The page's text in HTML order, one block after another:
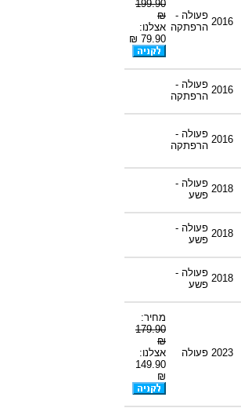
2016
פעולה -
הרפתקה
199.90
₪
אצלנו:
79.90 ₪
2016 פעולה -
הרפתקה
2016 פעולה -
הרפתקה
2018 פעולה -
פשע
2018 פעולה -
פשע
2018 פעולה -
פשע
2023 פעולה
מחיר:
179.90
₪
אצלנו:
149.90
₪